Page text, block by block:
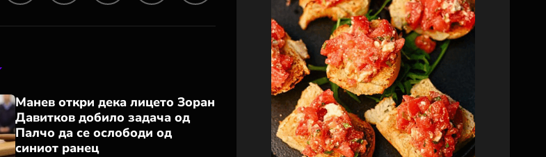
Манев откри дека лицето Зоран
Давитков добило задача од
Палчо да се ослободи од
синиот ранец